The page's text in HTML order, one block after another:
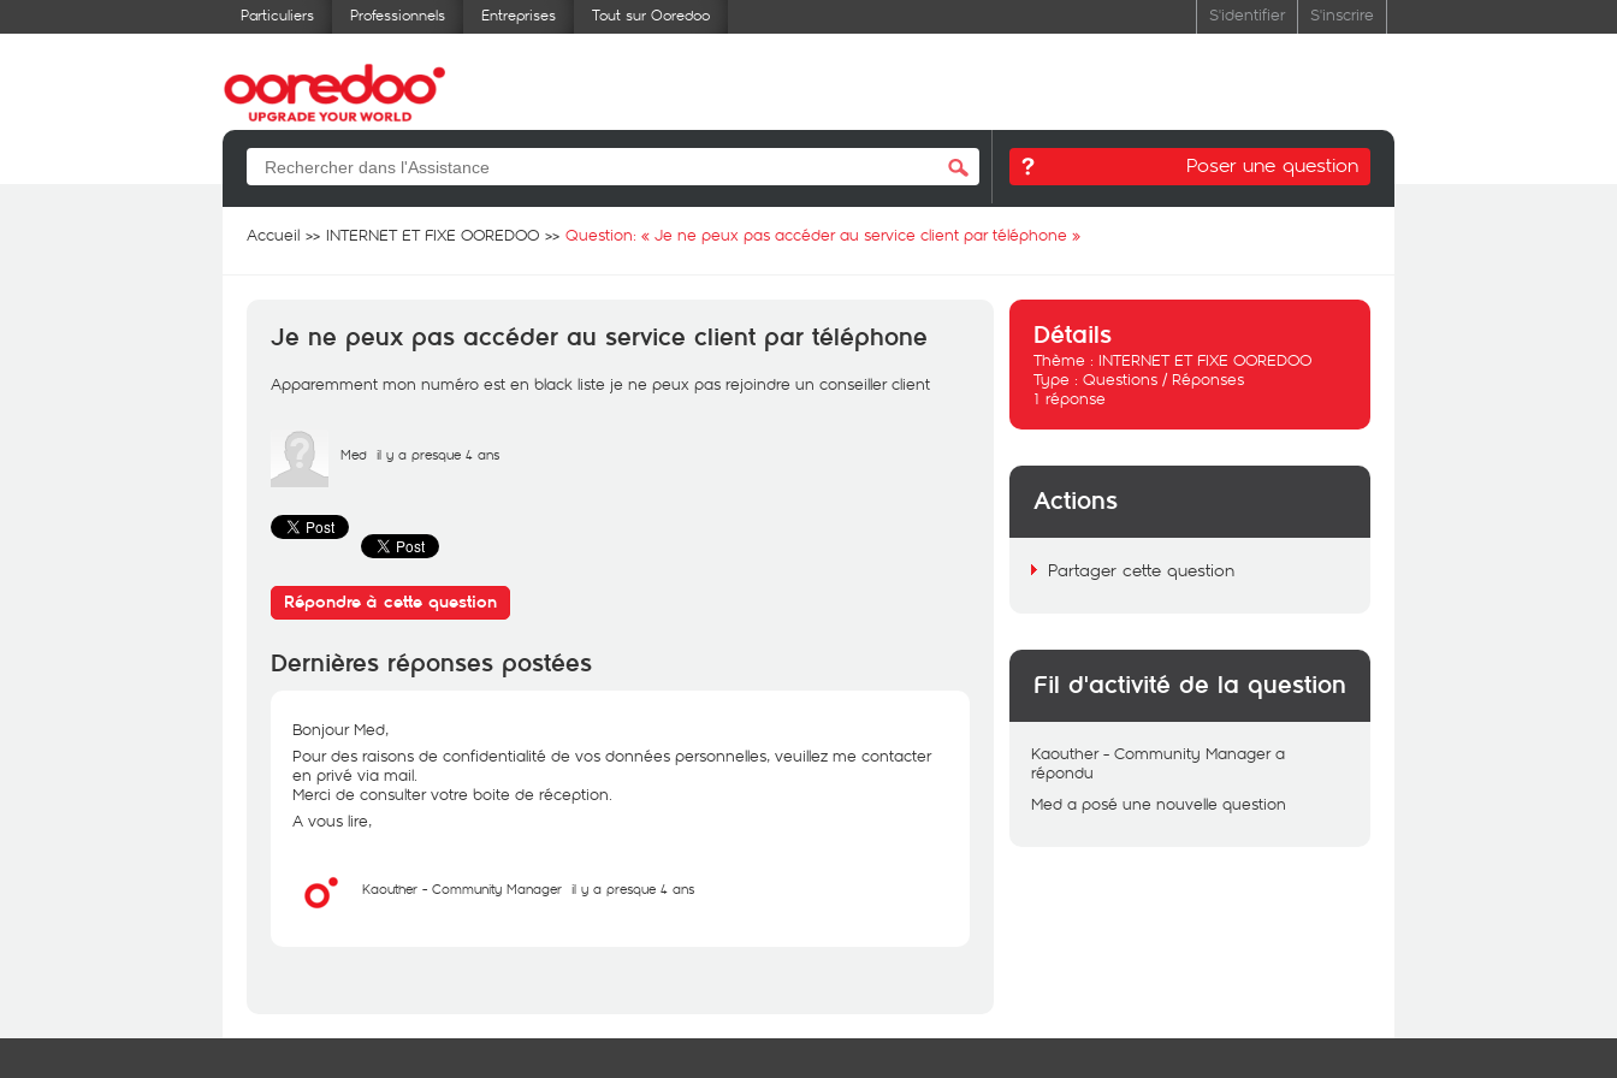
Particuliers Professionnels Entreprises Tout sur Ooredoo S'identifier S'inscrire
Poser une question
Accueil INTERNET ET FIXE OOREDOO Question: « Je ne peux pas accéder au service client par téléphone »
Je ne peux pas accéder au service client par téléphone
Apparemment mon numéro est en black liste je ne peux pas rejoindre un conseiller client
Med il y a presque 4 ans
Répondre à cette question
Dernières réponses postées
Bonjour Med,
Pour des raisons de confidentialité de vos données personnelles, veuillez me contacter
en privé via mail.
Merci de consulter votre boite de réception.
A vous lire,
Kaouther - Community Manager il y a presque 4 ans
Détails
Thème : INTERNET ET FIXE OOREDOO
Type : Questions / Réponses
1 réponse
Actions
Partager cette question
Fil d'activité de la question
Kaouther - Community Manager a
répondu
Med a posé une nouvelle question